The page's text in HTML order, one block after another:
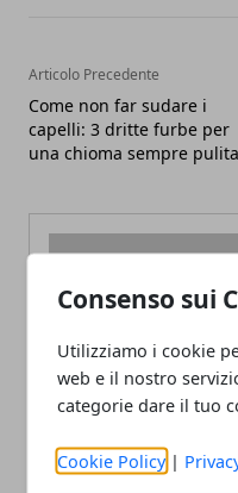
Consenso sui
Utilizziamo i cookie
web e il nostro
categorie dare il tuo
Cookie Policy |
Articolo Precedente
Come non far sudare i
capelli: 3 dritte furbe per
una chioma sempre